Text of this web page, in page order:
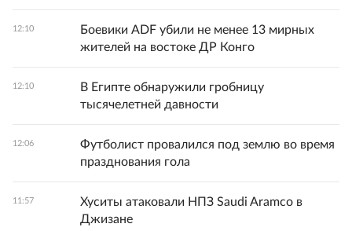
12:10
Боевики ADF убили не менее 13 мирных
жителей на востоке ДР Конго
12:10
В Египте обнаружили гробницу
тысячелетней давности
12:06
Футболист провалился под землю во время
празднования гола
11:57
Хуситы атаковали НПЗ Saudi Aramco в
Джизане